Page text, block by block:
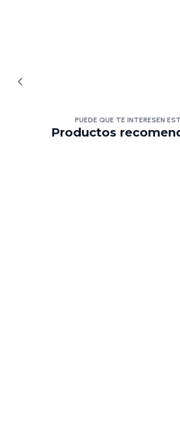
PUEDE QUE TE INTERESEN
Productos